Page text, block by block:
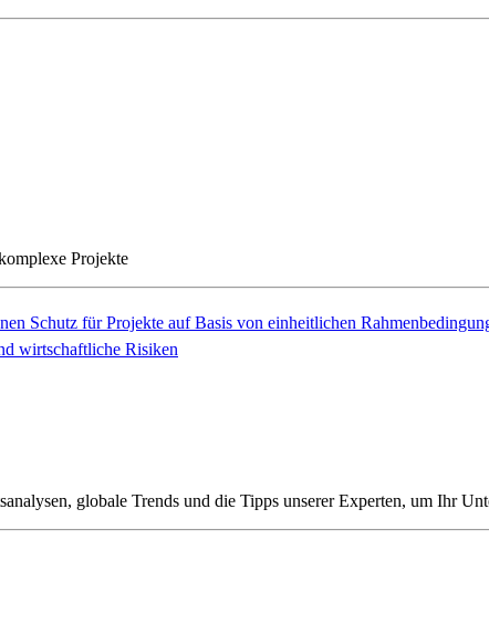
Projekte
Schutz für Projekte auf Basis von einheitlichen
wirtschaftliche Risiken
globale Trends und die Tipps unserer Experten, um Ihr